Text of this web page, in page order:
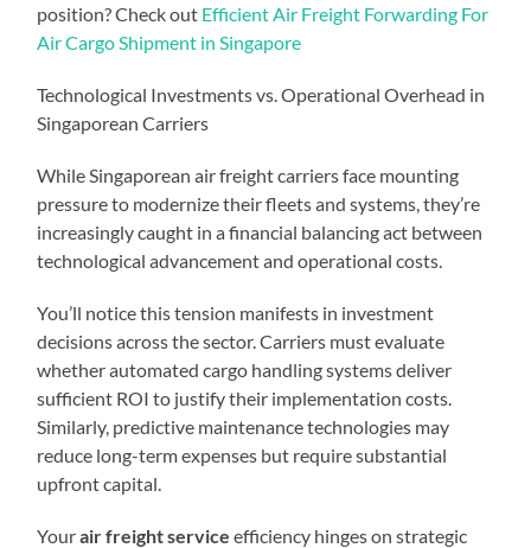
position? Check out Efficient Air Freight Forwarding For
Air Cargo Shipment in Singapore
Technological Investments vs. Operational Overhead in
Singaporean Carriers
While Singaporean air freight carriers face mounting
pressure to modernize their fleets and systems, they’re
increasingly caught in a financial balancing act between
technological advancement and operational costs.
You’ll notice this tension manifests in investment
decisions across the sector. Carriers must evaluate
whether automated cargo handling systems deliver
sufficient ROI to justify their implementation costs.
Similarly, predictive maintenance technologies may
reduce long-term expenses but require substantial
upfront capital.
Yourair freight service efficiency hinges on strategic